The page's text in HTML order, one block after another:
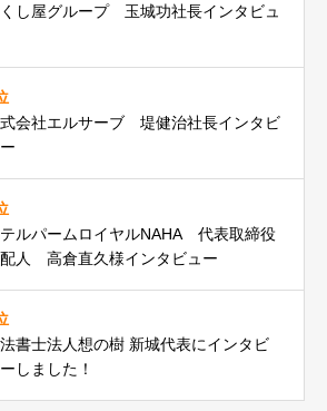
し屋グループ 玉城功社長インタビュ
会社エルサーブ 堤健治社長インタビ
ルパームロイヤルNAHA 代表取締役
人 高倉直久様インタビュー
書士法人想の樹 新城代表にインタビ
しました！